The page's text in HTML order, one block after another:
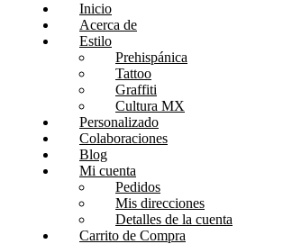
Inicio
Acerca de
Estilo
Prehispánica
Tattoo
Graffiti
Cultura MX
Personalizado
Colaboraciones
Blog
Mi cuenta
Pedidos
Mis direcciones
Detalles de la cuenta
Carrito de Compra